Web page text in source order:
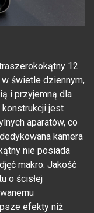
12
świetle dziennym,
i przyjemną dla
konstrukcji jest
aparatów, co
kamera
nie posiada
makro. Jakość
o ścisłej
efekty niż